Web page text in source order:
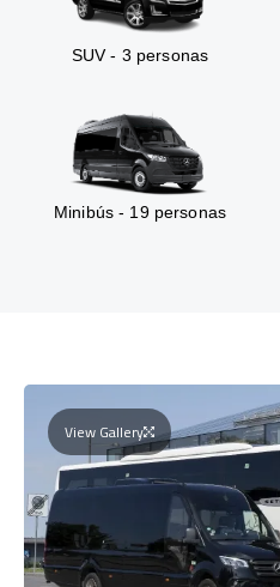
SUV - 3 personas
Minibús - 19 personas
View Gallery